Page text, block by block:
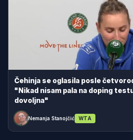
Čehinja se oglasila posle
"Nikad nisam pala na doping
dovoljna"
Nemanja Stanojčić WTA